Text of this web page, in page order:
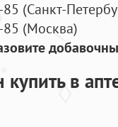
(Санкт-
(Москва)
в